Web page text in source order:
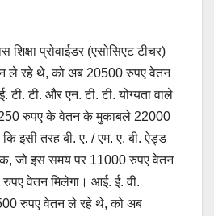
शिक्षा प्रोवाईडर (एसोसिएट टीचर)
ले रहे थे, को अब 20500 रुपए वेतन
टी. टी. और एन. टी. टी. योग्यता वाले
रुपए के वेतन के मुकाबले 22000
इसी तरह बी. ए. / एम. ए. बी. ऐड्ड
जो इस समय पर 11000 रुपए वेतन
वेतन मिलेगा। आई. ई. वी.
रुपए वेतन ले रहे थे, को अब